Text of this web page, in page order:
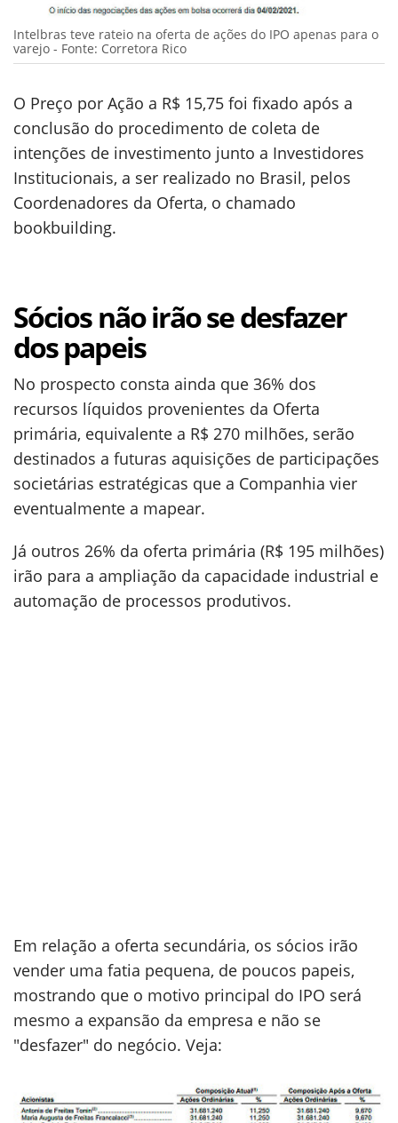
Intelbras teve rateio na oferta de ações do IPO apenas para o
varejo - Fonte: Corretora Rico
O Preço por Ação a R$ 15,75 foi fixado após a
conclusão do procedimento de coleta de
intenções de investimento junto a Investidores
Institucionais, a ser realizado no Brasil, pelos
Coordenadores da Oferta, o chamado
bookbuilding.
Sócios não irão se desfazer
dos papeis
No prospecto consta ainda que 36% dos
recursos líquidos provenientes da Oferta
primária, equivalente a R$ 270 milhões, serão
destinados a futuras aquisições de participações
societárias estratégicas que a Companhia vier
eventualmente a mapear.
Já outros 26% da oferta primária (R$ 195 milhões)
irão para a ampliação da capacidade industrial e
automação de processos produtivos.
Em relação a oferta secundária, os sócios irão
vender uma fatia pequena, de poucos papeis,
mostrando que o motivo principal do IPO será
mesmo a expansão da empresa e não se
"desfazer" do negócio. Veja: